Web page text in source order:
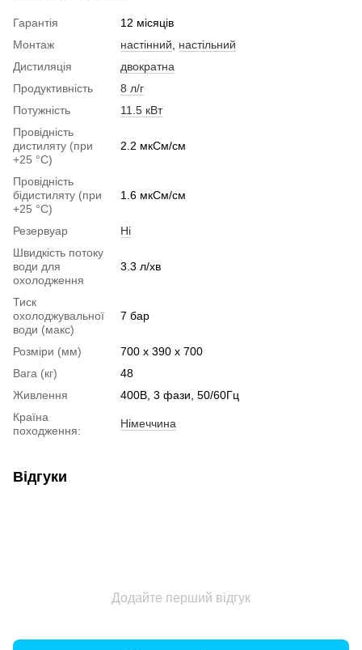
Гарантія
12 місяців
Монтаж
настінний
настільний
Дистиляція
двократна
Продуктивність
8 л/г
Потужність
11.5 кВт
Провідність
дистиляту (при
+25 °C)
2.2 мкСм/см
Провідність
бідистиляту (при
+25 °C)
1.6 мкСм/см
Резервуар
Ні
Швидкість потоку
води для
охолодження
3.3 л/хв
Тиск
охолоджувальної
води (макс)
7 бар
Розміри (мм)
700 x 390 x 700
Вага (кг)
48
Живлення
400В, 3 фази, 50/60Гц
Країна
походження:
Німеччина
Відгуки
Додайте перший відгук